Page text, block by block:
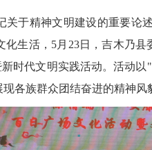
精神文明建设的重要论
生活，5月23日，吉木乃
时代文明实践活动。活动
各族群众团结奋进的精神风